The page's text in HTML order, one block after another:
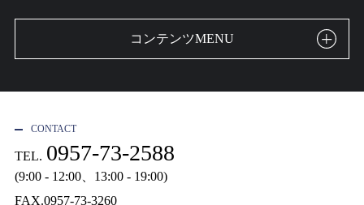
コンテンツMENU
CONTACT
TEL. 0957-73-2588
(9:00 - 12:00、13:00 - 19:00)
FAX.0957-73-3260